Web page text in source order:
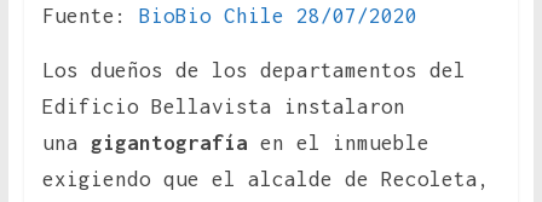
Fuente: BioBio Chile 28/07/2020
Los dueños de los departamentos del
Edificio Bellavista instalaron
una gigantografía en el inmueble
exigiendo que el alcalde de Recoleta,